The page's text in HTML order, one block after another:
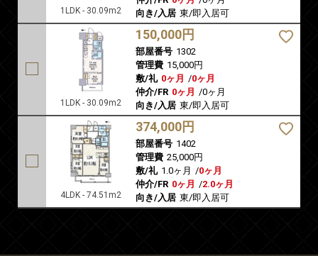
1LDK - 30.09m2
向き/入居 東/即入居可
1LDK - 30.09m2
150,000円
部屋番号 1302
管理費 15,000円
敷/礼 0ヶ月 /0ヶ月
仲介/FR 0ヶ月 /0ヶ月
向き/入居 東/即入居可
4LDK - 74.51m2
374,000円
部屋番号 1402
管理費 25,000円
敷/礼 1.0ヶ月 /0ヶ月
仲介/FR 0ヶ月 /2.0ヶ月
向き/入居 東/即入居可